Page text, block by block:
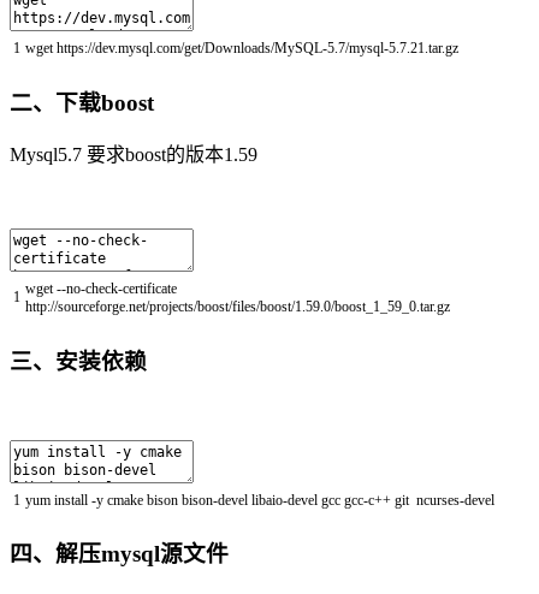
1 wgethttps://dev.mysql.com/get/Downloads/MySQL-5.7/mysql-5.7.21.tar.gz
二、下载boost
Mysql5.7 要求boost的版本1.59
1 wget --no-check-certificate
http://sourceforge.net/projects/boost/files/boost/1.59.0/boost_1_59_0.tar.gz
三、安装依赖
1 yum install -y cmake bison bison-devel libaio-devel gcc gcc-c++ git ncurses-devel
四、解压mysql源文件